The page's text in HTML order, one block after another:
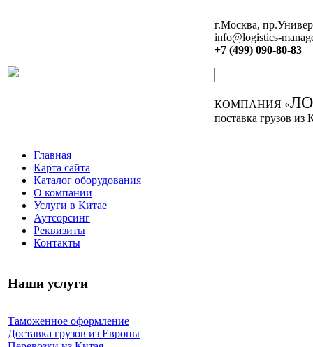
г.Москва,
info@logistics-
+7 (499) 090-80-83
КОМПАНИЯ «
поставка грузов из
Главная
Карта сайта
Каталог оборудования
О компании
Услуги в Китае
Аутсорсинг
Реквизиты
Контакты
Наши услуги
Таможенное оформление
Доставка грузов из Европы